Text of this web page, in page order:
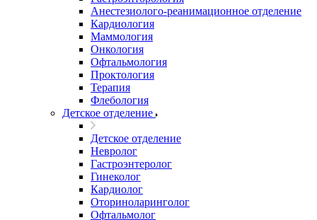
Анестезиолого-реанимационное отделение
Кардиология
Маммология
Онкология
Офтальмология
Проктология
Терапия
Флебология
Детское отделение
Детское отделение
Невролог
Гастроэнтеролог
Гинеколог
Кардиолог
Оториноларинголог
Офтальмолог